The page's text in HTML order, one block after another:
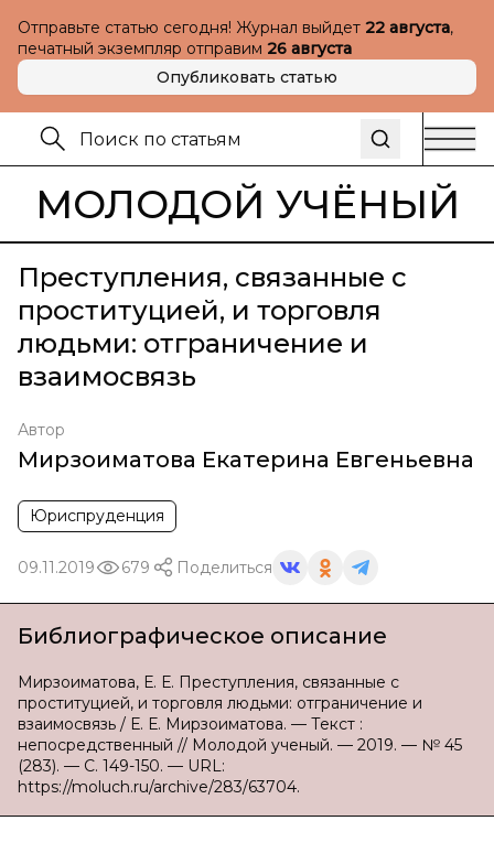
Отправьте статью сегодня! Журнал выйдет 22 августа,
печатный экземпляр отправим 26 августа
Опубликовать статью
МОЛОДОЙ УЧЁНЫЙ
Преступления, связанные с
проституцией, и торговля
людьми: отграничение и
взаимосвязь
Автор
Мирзоиматова Екатерина Евгеньевна
Юриспруденция
09.11.2019 679 Поделиться
Библиографическое описание
Мирзоиматова, Е. Е. Преступления, связанные с
проституцией, и торговля людьми: отграничение и
взаимосвязь / Е. Е. Мирзоиматова. — Текст :
непосредственный // Молодой ученый. — 2019. — № 45
(283). — С. 149-150. — URL:
https://moluch.ru/archive/283/63704.